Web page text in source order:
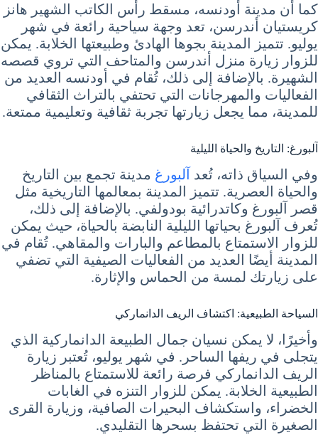
كما أن مدينة أودنسه، مسقط رأس الكاتب الشهير هانز
كريستيان أندرسن، تعد وجهة سياحية رائعة في شهر
يوليو. تتميز المدينة بجوها الهادئ وطبيعتها الخلابة. يمكن
للزوار زيارة منزل أندرسن والمتاحف التي تروي قصصه
الشهيرة. بالإضافة إلى ذلك، تُقام في أودنسه العديد من
الفعاليات والمهرجانات التي تحتفي بالتراث الثقافي
للمدينة، مما يجعل زيارتها تجربة ثقافية وتعليمية ممتعة.
آلبورغ: التاريخ والحياة الليلية
وفي السياق ذاته، تُعد آلبورغ مدينة تجمع بين التاريخ
والحياة العصرية. تتميز المدينة بمعالمها التاريخية مثل
قصر آلبورغ وكاتدرائية بودولفي. بالإضافة إلى ذلك،
تُعرف آلبورغ بحياتها الليلية النابضة بالحياة، حيث يمكن
للزوار الاستمتاع بالمطاعم والبارات والمقاهي. تُقام في
المدينة أيضًا العديد من الفعاليات الصيفية التي تضفي
على زيارتك لمسة من الحماس والإثارة.
السياحة الطبيعية: اكتشاف الريف الدانماركي
وأخيرًا، لا يمكن نسيان جمال الطبيعة الدانماركية الذي
يتجلى في ريفها الساحر. في شهر يوليو، تُعتبر زيارة
الريف الدانماركي فرصة رائعة للاستمتاع بالمناظر
الطبيعية الخلابة. يمكن للزوار التنزه في الغابات
الخضراء، واستكشاف البحيرات الصافية، وزيارة القرى
الصغيرة التي تحتفظ بسحرها التقليدي.